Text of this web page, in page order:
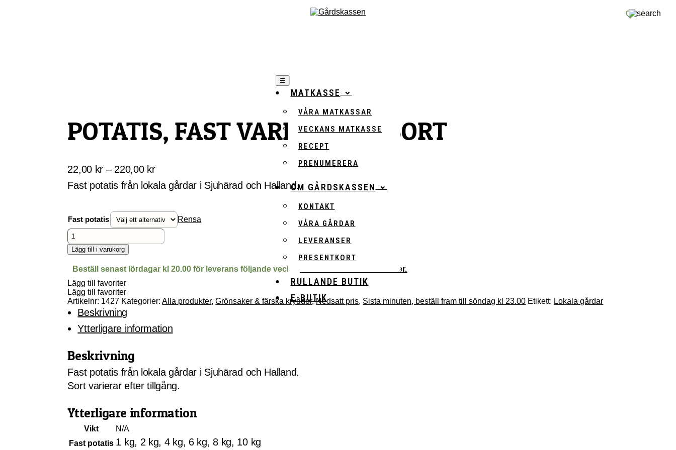
☰
MATKASSE
VÅRA MATKASSAR
VECKANS MATKASSE
RECEPT
PRENUMERERA
OM GÅRDSKASSEN
KONTAKT
VÅRA GÅRDAR
LEVERANSER
PRESENTKORT
RULLANDE BUTIK
E-BUTIK
POTATIS, FAST VARIERANDE SORT
22,00 kr – 220,00 krPrisintervall:
22,00 kr
220,00 kr
Fast potatis från lokala gårdar i Sjuhärad och Halland.
Fast potatis
Rensa
Potatis,
fast
varierande
mängd
Lägg till i varukorg
Beställ senast lördagar kl 20.00 för leverans följande vecka.
Läs mer om våra leveranser.
Lägg till favoriter
Lägg till favoriter
Artikelnr: 1427 Kategorier:Alla produkter,Grönsaker & färska kryddor,Nedsatt pris, Sista minuten, beställ fram till söndag kl 23.00 Etikett: Lokala gårdar
Beskrivning
Ytterligare information
Beskrivning
Fast potatis från lokala gårdar i Sjuhärad och Halland.
Sort varierar efter tillgång.
Ytterligare information
Vikt
N/A
Fast potatis 1 kg, 2 kg, 4 kg, 6 kg, 8 kg, 10 kg